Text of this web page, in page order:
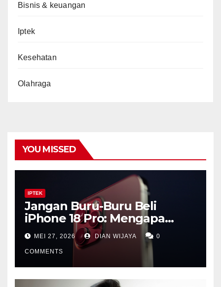
Bisnis & keuangan
Iptek
Kesehatan
Olahraga
YOU MISSED
IPTEK
Jangan Buru-Buru Beli
iPhone 18 Pro: Mengapa
Lompatan Besar Apple
Justru Ada di Tahun 2027
MEI 27, 2026 DIAN WIJAYA 0
COMMENTS